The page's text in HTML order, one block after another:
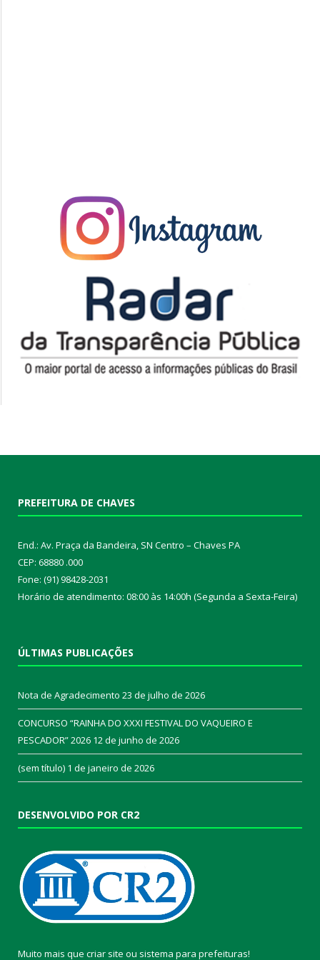
PREFEITURA DE CHAVES
End.: Av. Praça da Bandeira, SN Centro – Chaves PA
CEP: 68880 .000
Fone: (91) 98428-2031
Horário de atendimento: 08:00 às 14:00h (Segunda a Sexta-Feira)
ÚLTIMAS PUBLICAÇÕES
Nota de Agradecimento 23 de julho de 2026
CONCURSO “RAINHA DO XXXI FESTIVAL DO VAQUEIRO E
PESCADOR” 2026 12 de junho de 2026
(sem título) 1 de janeiro de 2026
DESENVOLVIDO POR CR2
Muito mais que criar site ou sistema para prefeituras!